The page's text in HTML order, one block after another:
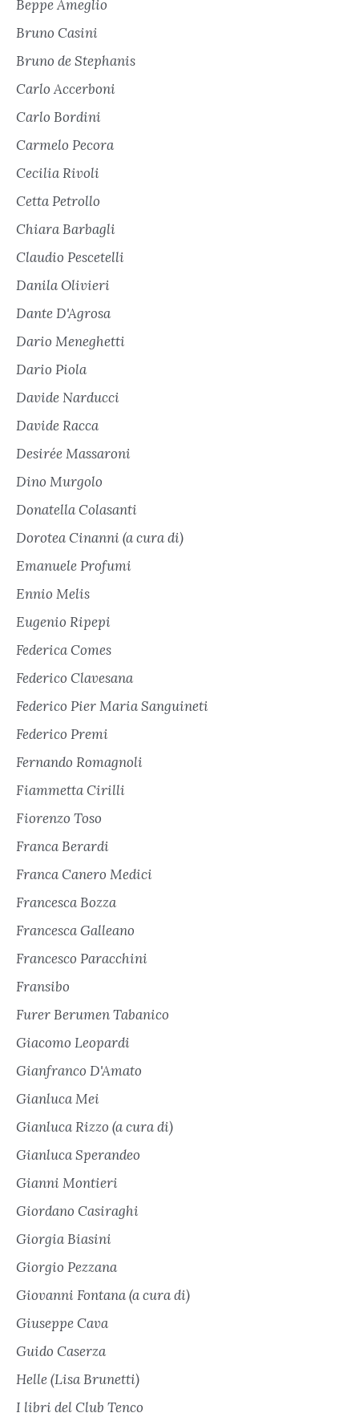
Beppe Ameglio
Bruno Casini
Bruno de Stephanis
Carlo Accerboni
Carlo Bordini
Carmelo Pecora
Cecilia Rivoli
Cetta Petrollo
Chiara Barbagli
Claudio Pescetelli
Danila Olivieri
Dante D'Agrosa
Dario Meneghetti
Dario Piola
Davide Narducci
Davide Racca
Desirée Massaroni
Dino Murgolo
Donatella Colasanti
Dorotea Cinanni (a cura di)
Emanuele Profumi
Ennio Melis
Eugenio Ripepi
Federica Comes
Federico Clavesana
Federico Pier Maria Sanguineti
Federico Premi
Fernando Romagnoli
Fiammetta Cirilli
Fiorenzo Toso
Franca Berardi
Franca Canero Medici
Francesca Bozza
Francesca Galleano
Francesco Paracchini
Fransibo
Furer Berumen Tabanico
Giacomo Leopardi
Gianfranco D'Amato
Gianluca Mei
Gianluca Rizzo (a cura di)
Gianluca Sperandeo
Gianni Montieri
Giordano Casiraghi
Giorgia Biasini
Giorgio Pezzana
Giovanni Fontana (a cura di)
Giuseppe Cava
Guido Caserza
Helle (Lisa Brunetti)
I libri del Club Tenco